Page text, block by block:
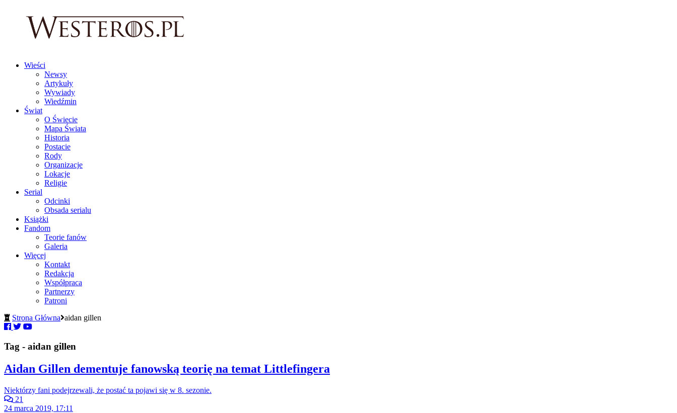
Wieści
Newsy
Artykuły
Wywiady
Wiedźmin
Świat
O Świecie
Mapa Świata
Historia
Postacie
Rody
Organizacje
Lokacje
Religie
Serial
Odcinki
Obsada serialu
Książki
Fandom
Teorie fanów
Galeria
Więcej
Kontakt
Redakcja
Współpraca
Partnerzy
Patroni
Strona Główna aidan gillen
Tag - aidan gillen
Aidan Gillen dementuje fanowską teorię na temat Littlefingera
Niektórzy fani podejrzewali, że postać ta pojawi się w 8. sezonie.
21
24 marca 2019, 17:11